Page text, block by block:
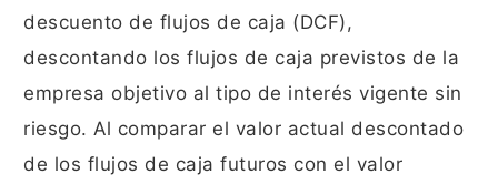
descuento de flujos de caja (DCF),
descontando los flujos de caja previstos de la
empresa objetivo al tipo de interés vigente sin
riesgo. Al comparar el valor actual descontado
de los flujos de caja futuros con el valor